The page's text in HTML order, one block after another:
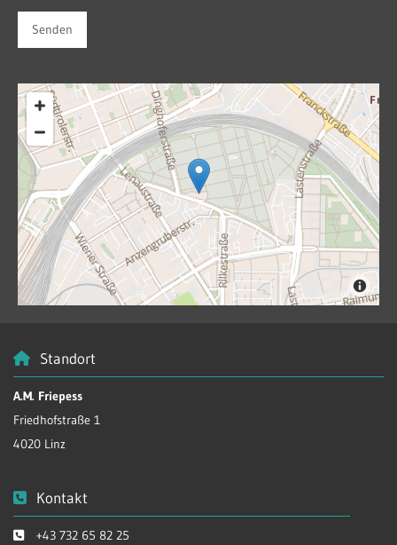
 Standort
A.M. Friepess
Friedhofstraße 1
4020 Linz
 Kontakt
 +43 732 65 82 25